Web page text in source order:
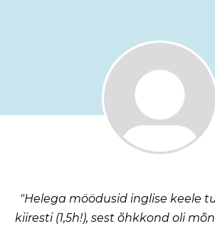
"Helega möödusid inglise keele
kiiresti (1,5h!), sest õhkkond oli